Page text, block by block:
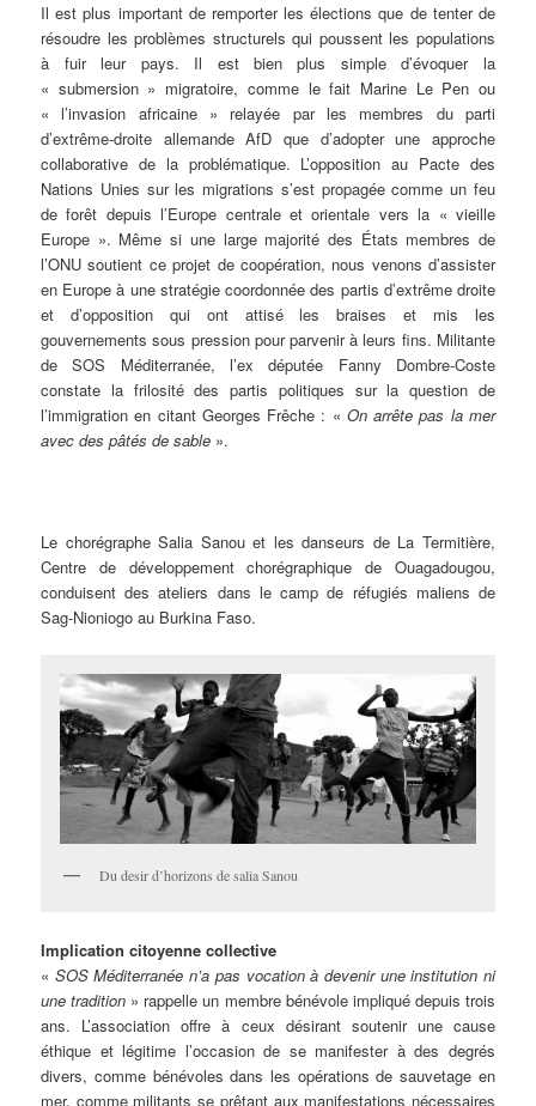
Il est plus important de remporter les élections que de tenter de
résoudre les problèmes structurels qui poussent les populations
à fuir leur pays. Il est bien plus simple d’évoquer la
« submersion » migratoire, comme le fait Marine Le Pen ou
« l’invasion africaine » relayée par les membres du parti
d’extrême-droite allemande AfD que d’adopter une approche
collaborative de la problématique. L’opposition au Pacte des
Nations Unies sur les migrations s’est propagée comme un feu
de forêt depuis l’Europe centrale et orientale vers la « vieille
Europe ». Même si une large majorité des États membres de
l’ONU soutient ce projet de coopération, nous venons d’assister
en Europe à une stratégie coordonnée des partis d’extrême droite
et d’opposition qui ont attisé les braises et mis les
gouvernements sous pression pour parvenir à leurs fins. Militante
de SOS Méditerranée, l’ex députée Fanny Dombre-Coste
constate la frilosité des partis politiques sur la question de
l’immigration en citant Georges Frêche : « On arrête pas la mer
avec des pâtés de sable ».
Le chorégraphe Salia Sanou et les danseurs de La Termitière,
Centre de développement chorégraphique de Ouagadougou,
conduisent des ateliers dans le camp de réfugiés maliens de
Sag-Nioniogo au Burkina Faso.
Du desir d’horizons de salia Sanou
Implication citoyenne collective
« SOS Méditerranée n’a pas vocation à devenir une institution ni
une tradition » rappelle un membre bénévole impliqué depuis trois
ans. L’association offre à ceux désirant soutenir une cause
éthique et légitime l’occasion de se manifester à des degrés
divers, comme bénévoles dans les opérations de sauvetage en
mer, comme militants se prêtant aux manifestations nécessaires